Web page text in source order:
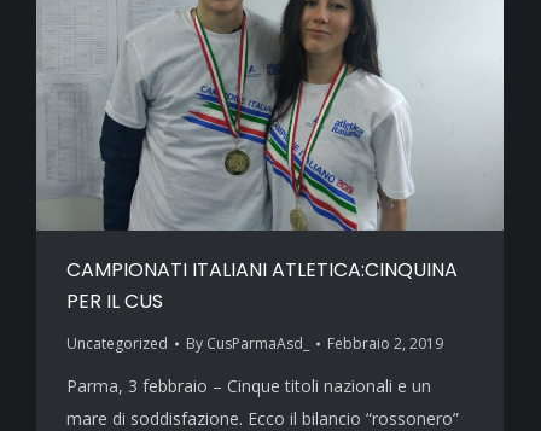
CAMPIONATI ITALIANI ATLETICA:CINQUINA
PER IL CUS
Uncategorized By CusParmaAsd_ Febbraio 2, 2019
Parma, 3 febbraio – Cinque titoli nazionali e un
mare di soddisfazione. Ecco il bilancio “rossonero”